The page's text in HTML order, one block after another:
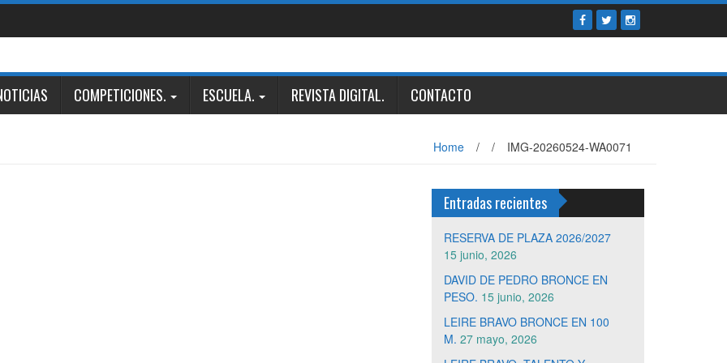
COMPETICIONES. ESCUELA. REVISTA DIGITAL. CONTACTO
Home / / IMG-20260524-WA0071
Entradas recientes
RESERVA DE PLAZA 2026/2027
15 junio, 2026
DAVID DE PEDRO BRONCE EN
PESO. 15 junio, 2026
LEIRE BRAVO BRONCE EN 100
M. 27 mayo, 2026